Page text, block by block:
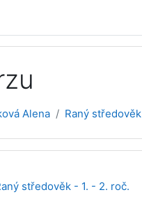
Alena Raný středověk
středověk - 1. - 2. roč.